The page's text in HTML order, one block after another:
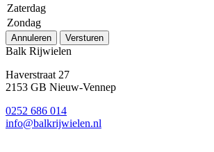
Zaterdag
Zondag
Annuleren Versturen
Balk Rijwielen
Haverstraat 27
2153 GB Nieuw-Vennep
0252 686 014
info@balkrijwielen.nl